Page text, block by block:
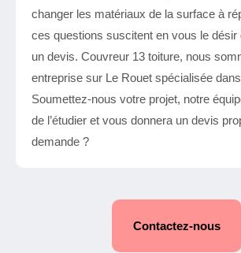
changer les matériaux de la surface à
ces questions suscitent en vous le désir
un devis. Couvreur 13 toiture, nous
entreprise sur Le Rouet spécialisée
Soumettez-nous votre projet, notre
de l’étudier et vous donnera un devis
demande ?
Contactez-nous